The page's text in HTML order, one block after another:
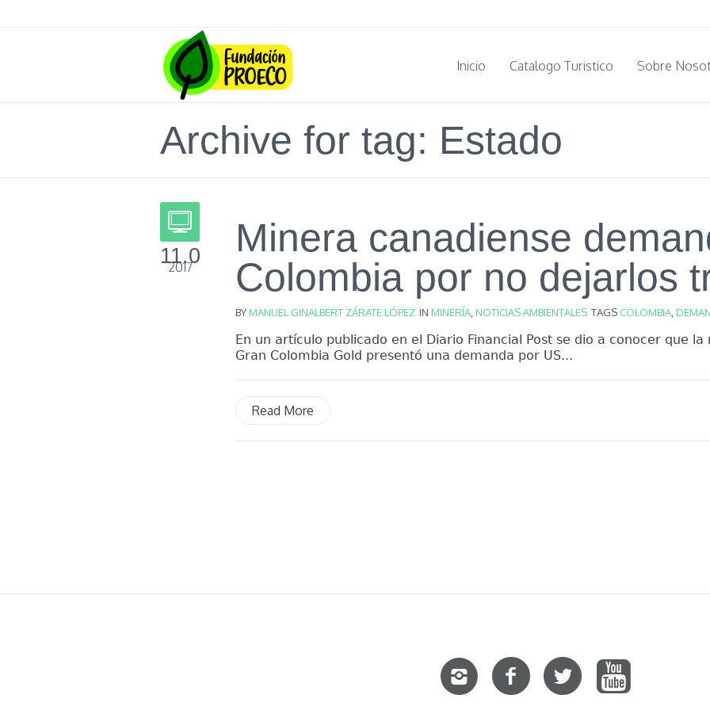
Inicio Catalogo Turistico Sobre
Archive for tag: Estado
11.04
2017
Minera canadiense
Colombia por no dejarlos
BYMANUEL GINALBERT ZÁRATE LÓPEZ IN MINERÍA NOTICIAS AMBIENTALES TAGS COLOMBIA
En un artículo publicado en el Diario Financial Post se dio a conocer que
Gran Colombia Gold presentó una demanda por US...
Read More